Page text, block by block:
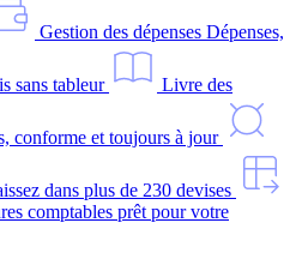
Gestion des dépenses Dépenses,
sans tableur Livre des
conforme et toujours à jour
dans plus de 230 devises
comptables prêt pour votre